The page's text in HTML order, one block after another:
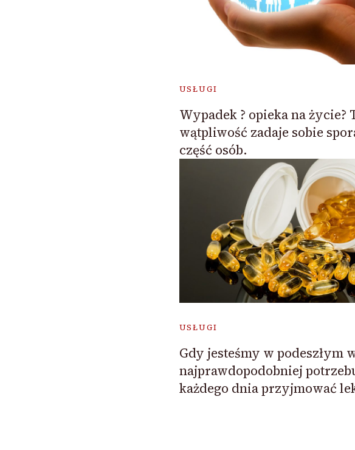
USŁUGI
Wypadek ? opieka na życie?
wątpliwość zadaje sobie
część osób.
USŁUGI
Gdy jesteśmy w podeszłym
najprawdopodobniej
każdego dnia przyjmować